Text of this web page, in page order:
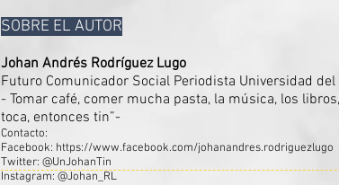
SOBRE EL AUTOR
Johan Andrés Rodríguez Lugo
Futuro Comunicador Social Periodista Universidad del
- Tomar café, comer mucha pasta, la música, los
toca, entonces tin”-
Contacto:
Facebook: https://www.facebook.com/johanandres.rodriguezlugo
Twitter: @UnJohanTin
Instagram: @Johan_RL